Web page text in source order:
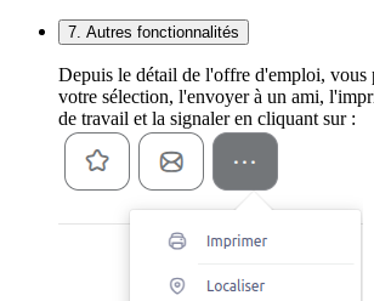
7. Autres fonctionnalités
Depuis le détail de l'offre d'emploi, vous
votre sélection, l'envoyer à un ami,
de travail et la signaler en cliquant sur :